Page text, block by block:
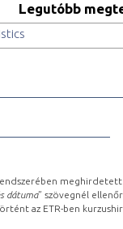
Legutóbb
dátuma” szövegnél
az ETR-ben